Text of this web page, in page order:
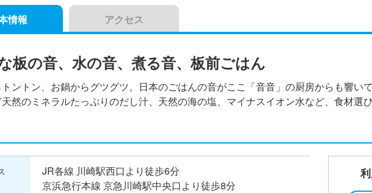
情報 アクセス
板の音、水の音、煮る音、板前ごはん
トントン、お鍋からグツグツ。日本のごはんの音がここ「音音」の厨房からも響い
然のミネラルたっぷりのだし汁、天然の海の塩、マイナスイオン水など、食材選
JR各線 川崎駅西口より徒歩6分
京浜急行本線 京急川崎駅中央口より徒歩8分